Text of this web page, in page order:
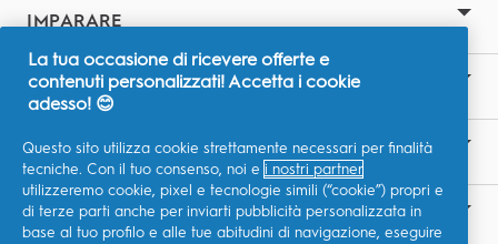
IMPARARE
SITI CORRELATI
LA NOSTRA ASPIRAZIONE
CONTATTACI
La tua occasione di ricevere offerte e
contenuti personalizzati! Accetta i cookie
adesso! 😊
Questo sito utilizza cookie strettamente necessari per finalità
tecniche. Con il tuo consenso, noi e i nostri partner
utilizzeremo cookie, pixel e tecnologie simili (“cookie”) propri e
di terze parti anche per inviarti pubblicità personalizzata in
base al tuo profilo e alle tue abitudini di navigazione, eseguire